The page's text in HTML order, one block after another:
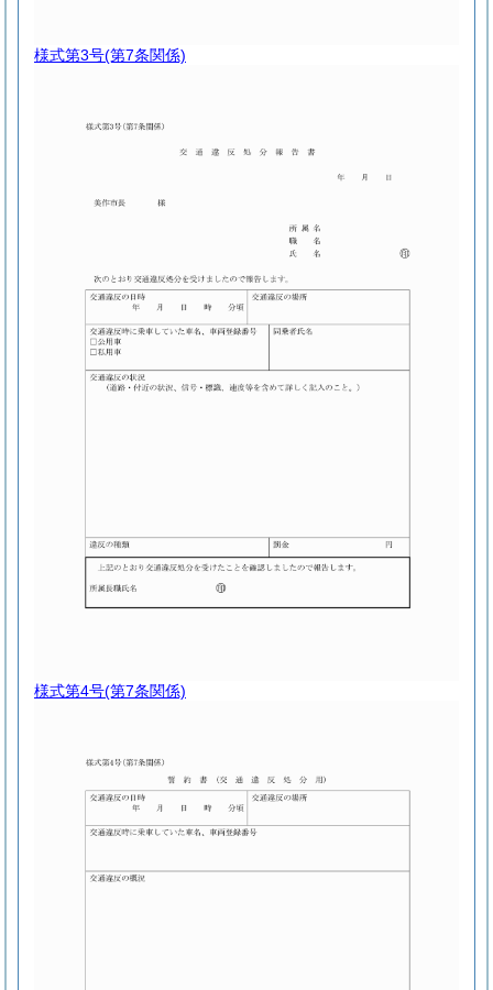
様式第3号(第7条関係)
様式第4号(第7条関係)